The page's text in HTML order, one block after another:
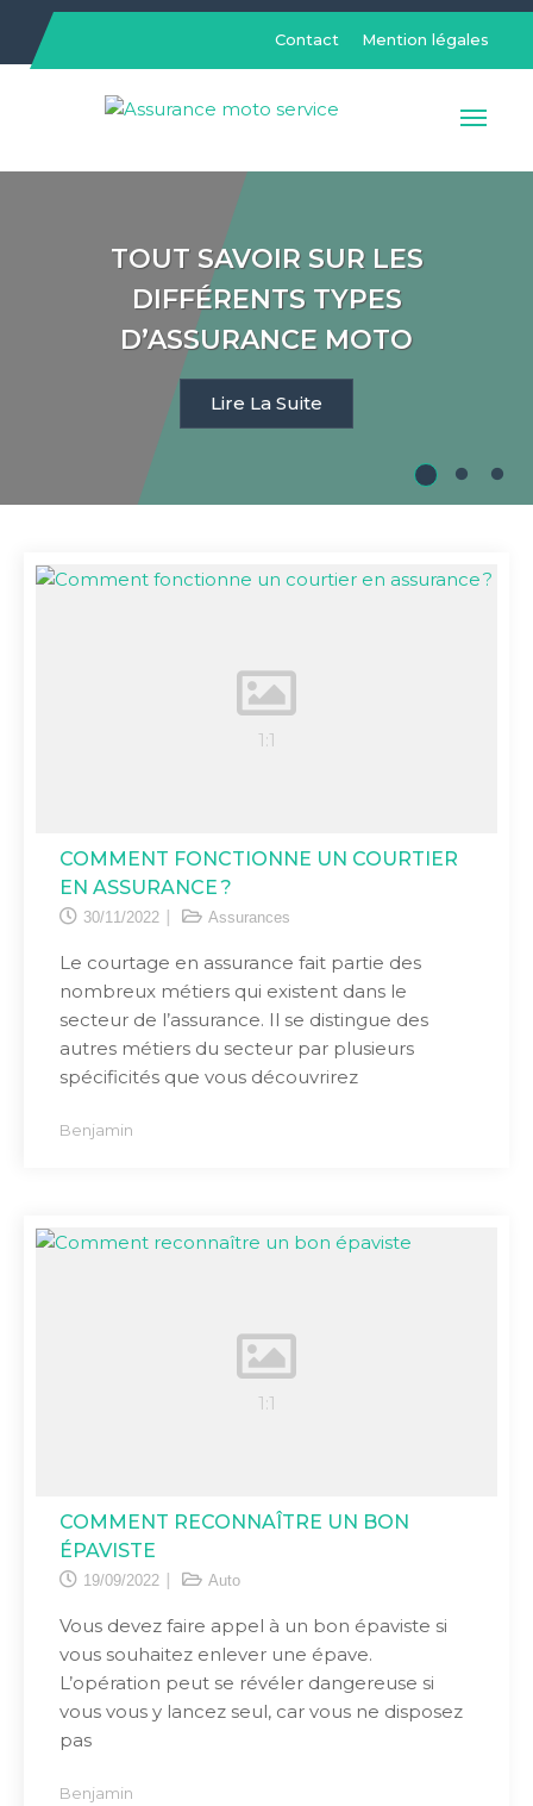
content
Contact Mention légales
TOUT SAVOIR SUR LES
DIFFÉRENTS TYPES
D’ASSURANCE MOTO
Lire La Suite
COMMENT FONCTIONNE UN COURTIER
EN ASSURANCE ?
30/11/2022 Assurances
Le courtage en assurance fait partie des
nombreux métiers qui existent dans le
secteur de l’assurance. Il se distingue des
autres métiers du secteur par plusieurs
spécificités que vous découvrirez
Benjamin
COMMENT RECONNAÎTRE UN BON
ÉPAVISTE
19/09/2022 Auto
Vous devez faire appel à un bon épaviste si
vous souhaitez enlever une épave.
L’opération peut se révéler dangereuse si
vous vous y lancez seul, car vous ne disposez
pas
Benjamin